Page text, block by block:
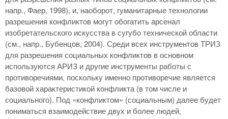
напр., Фаер, 1998), и, наоборот, гуманитарные технологии
разрешения конфликтов могут обогатить арсенал
изобретательского искусства в сугубо технической области
(см., напр., Бубенцов, 2004). Среди всех инструментов ТРИЗ
для разрешения социальных конфликтов в основном
используются АРИЗ и другие инструменты работы с
противоречиями, поскольку именно противоречие является
базовой характеристикой конфликта (в том числе и
социального). Под «конфликтом» (социальным) далее будет
пониматься взаимодействие двух и более людей,